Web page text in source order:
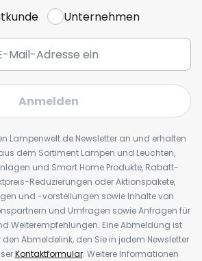
Unternehmen
Anmelden
Lampenwelt.de Newsletter an und erhalten
dem Sortiment Lampen und Leuchten,
und Smart Home Produkte, Rabatt-
Reduzierungen oder Aktionspakete,
und -vorstellungen sowie Inhalte von
und Umfragen sowie Anfragen für
Weiterempfehlungen. Eine Abmeldung ist
Abmeldelink, den Sie in jedem Newsletter
Kontaktformular. Weitere Informationen